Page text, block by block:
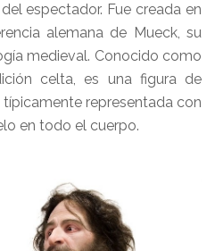
espectador. Fue creada en
alemana de Mueck, su
medieval. Conocido como
celta, es una figura de
representada con
en todo el cuerpo.